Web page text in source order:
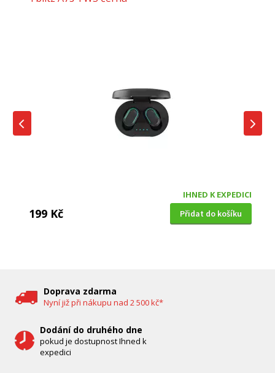
IHNED K EXPEDICI
199 Kč Přidat do košíku
Doprava zdarma
Nyní již při nákupu nad 2 500 kč*
Dodání do druhého dne
pokud je dostupnost Ihned k
expedici